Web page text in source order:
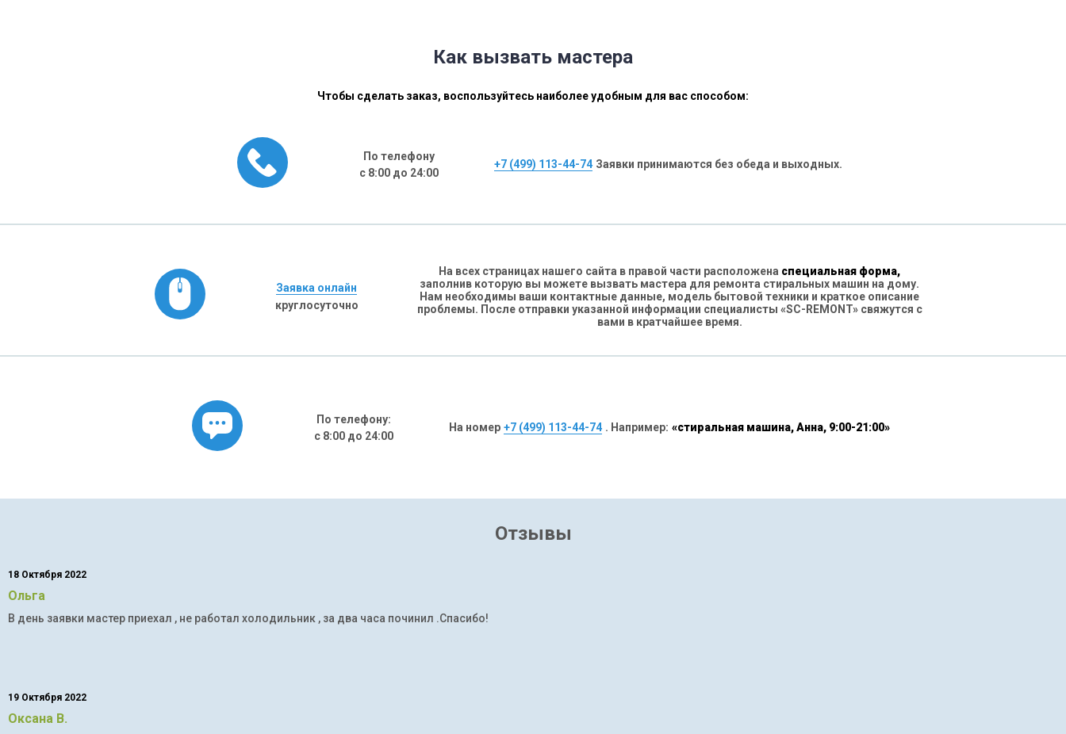
Как вызвать мастера
Чтобы сделать заказ, воспользуйтесь наиболее удобным для вас способом:
По телефону
с 8:00 до 24:00
+7 (499) 113-44-74 Заявки принимаются без обеда и выходных.
Заявка онлайн
круглосуточно
На всех страницах нашего сайта в правой части расположена специальная форма,
заполнив которую вы можете вызвать мастера для ремонта стиральных машин на дому.
Нам необходимы ваши контактные данные, модель бытовой техники и краткое описание
проблемы. После отправки указанной информации специалисты «SC-REMONT» свяжутся с
вами в кратчайшее время.
По телефону:
с 8:00 до 24:00
На номер +7 (499) 113-44-74 . Например: «стиральная машина, Анна, 9:00-21:00»
Отзывы
18 Октября 2022
Ольга
В день заявки мастер приехал , не работал холодильник , за два часа починил .Спасибо!
19 Октября 2022
Оксана В.